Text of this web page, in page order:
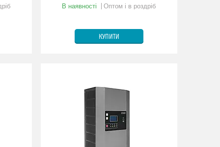
В наявності Оптом і в роздріб
КУПИТИ